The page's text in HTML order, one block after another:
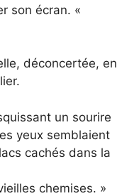
son écran. «
déconcertée, en
un sourire
yeux semblaient
cachés dans la
chemises. »